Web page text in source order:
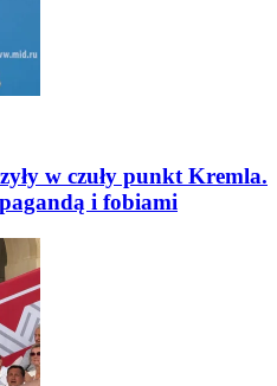
w czuły punkt Kremla.
i fobiami